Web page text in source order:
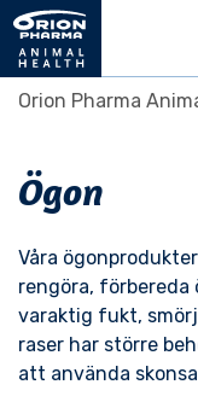
Orion Pharma
Ögon
Våra
rengöra,
varaktig fukt,
raser har större
att använda